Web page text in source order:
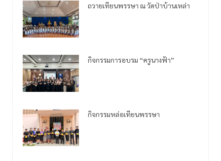
ถวายเทียนพรรษา ณ วัดป่าบ้านเหล่า
กิจกรรมการอบรม “ครูนางฟ้า”
กิจกรรมหล่อเทียนพรรษา